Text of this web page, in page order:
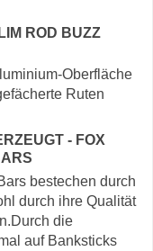
ROD BUZZ
Oberfläche
Ruten
- FOX
bestechen durch
durch ihre Qualität
die
auf Banksticks